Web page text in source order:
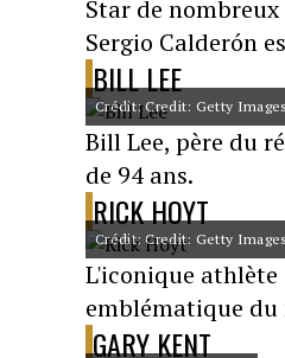
Star de
Sergio Calderón
BILL LEE
Crédit: Credit: Getty Images
Bill Lee, père du
de 94 ans.
RICK HOYT
Crédit: Credit: Getty Images
L'iconique
emblématique
GARY KENT